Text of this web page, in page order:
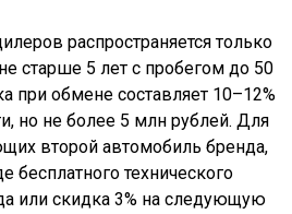
распространяется только
старше 5 лет с пробегом до 50
при обмене составляет 10–12%
но не более 5 млн рублей. Для
второй автомобиль бренда,
бесплатного технического
или скидка 3% на следующую